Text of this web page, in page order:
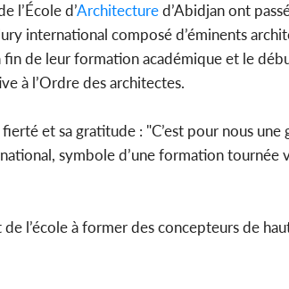
l’École d’Architectured’Abidjan ont
international composé d’éminents
de leur formation académique et le
à l’Ordre des architectes.
et sa gratitude : "C’est pour nous
symbole d’une formation tournée
l’école à former des concepteurs de